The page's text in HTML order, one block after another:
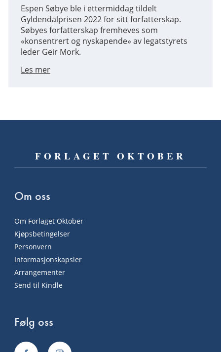
Espen Søbye ble i ettermiddag tildelt
Gyldendalprisen 2022 for sitt forfatterskap.
Søbyes forfatterskap fremheves som
«konsentrert og nyskapende» av legatstyrets
leder Geir Mork.
Les mer
FORLAGET OKTOBER
Om oss
Om Forlaget Oktober
Kjøpsbetingelser
Personvern
Informasjonskapsler
Arrangementer
Send til Kindle
Følg oss